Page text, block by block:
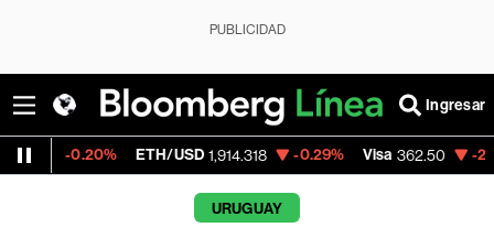
PUBLICIDAD
Ingresar
ETH/USD 1,914.318 -0.29% Visa 362.50 -2.15%
URUGUAY